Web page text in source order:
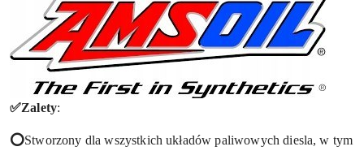
✅Zalety:
⭕Stworzony dla wszystkich układów paliwowych diesla, w tym